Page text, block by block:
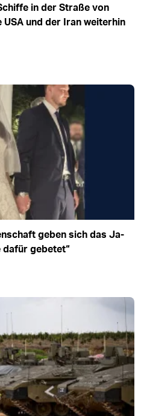
in der Straße von
und der Iran weiterhin
geben sich das Ja-
dafür gebetet“